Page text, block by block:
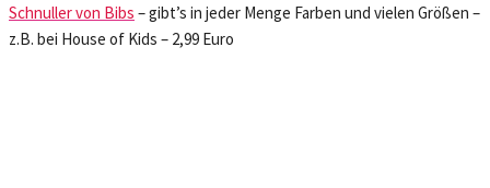
Schnuller von Bibs – gibt’s in jeder Menge Farben und vielen Größen –
z.B. bei House of Kids – 2,99 Euro